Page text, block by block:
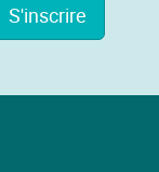
S'inscrire